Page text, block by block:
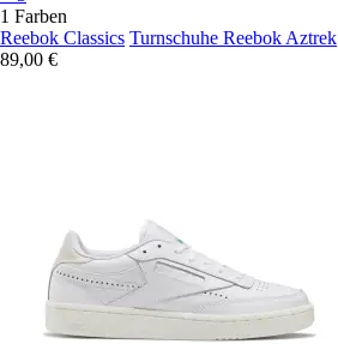
1 Farben
Reebok Classics Turnschuhe Reebok Aztrek
89,00 €